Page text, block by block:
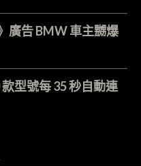
廣告 BMW 車主嬲爆
型號每 35 秒自動連